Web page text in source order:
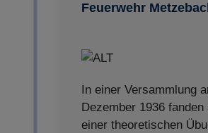
Feuerwehr
In einer Versammlung
Dezember 1936
einer theoretischen